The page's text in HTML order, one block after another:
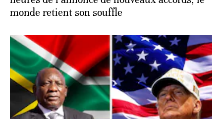
monde retient son souffle